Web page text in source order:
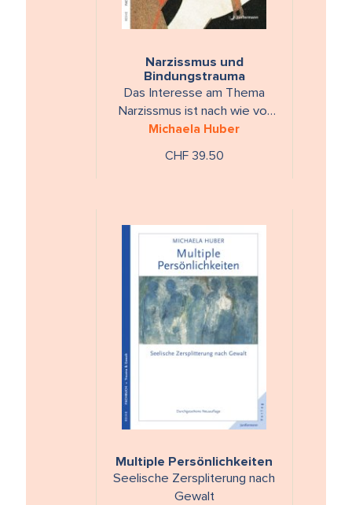
Narzissmus und
Bindungstrauma
Das Interesse am Thema
Narzissmus ist nach wie vor
gross. Das Cluster von
Michaela Huber
CHF 39.50
Multiple Persönlichkeiten
Seelische Zerspliterung nach
Gewalt